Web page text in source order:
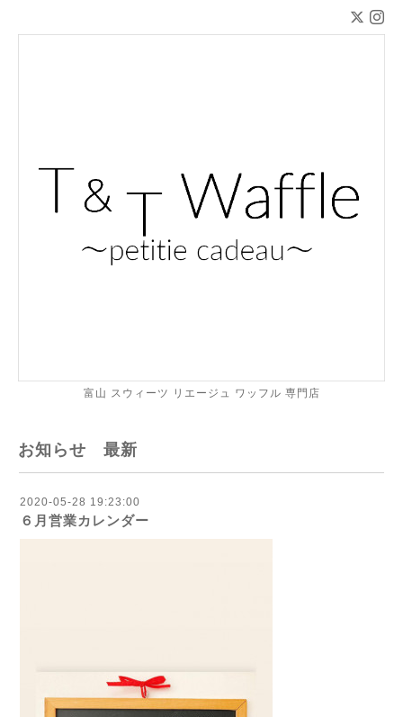
富山 スウィーツ リエージュ ワッフル 専門店
お知らせ 最新
2020-05-28 19:23:00
６月営業カレンダー